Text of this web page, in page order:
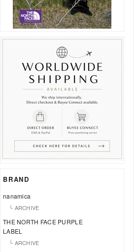
BRAND
nanamica
└ ARCHIVE
THE NORTH FACE PURPLE
LABEL
└ ARCHIVE